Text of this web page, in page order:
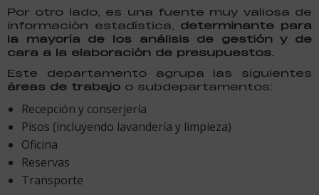
Por otro lado, es una fuente muy valiosa de
información estadística, determinante para
la mayoría de los análisis de gestión y de
cara a la elaboración de presupuestos.
Este departamento agrupa las siguientes
áreas de trabajo o subdepartamentos:
Recepción y conserjería
Pisos (incluyendo lavandería y limpieza)
Oficina
Reservas
Transporte